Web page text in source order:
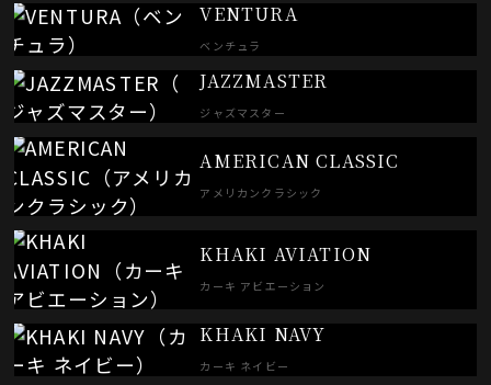
VENTURA
ベンチュラ
JAZZMASTER
ジャズマスター
AMERICAN CLASSIC
アメリカンクラシック
KHAKI AVIATION
カーキ アビエーション
KHAKI NAVY
カーキ ネイビー